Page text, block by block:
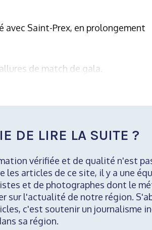
avec Saint-Prex, en prolongement
de match de gala.
DE LIRE LA SUITE ?
vérifiée et de qualité n'est
les articles de ce site, il y a une
et de photographes dont le
sur l'actualité de notre région.
c'est soutenir un journalisme
sa région.